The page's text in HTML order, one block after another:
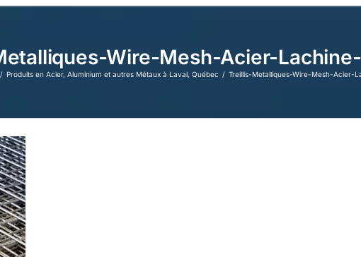
Wire-Mesh-Acier-
Produits en Acier, Aluminium et autres Métaux à Laval, Québec Treillis-Metalliques-Wire-Mesh-Acier-